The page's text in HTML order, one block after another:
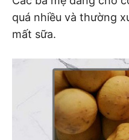
quá nhiều và thường
mất sữa.